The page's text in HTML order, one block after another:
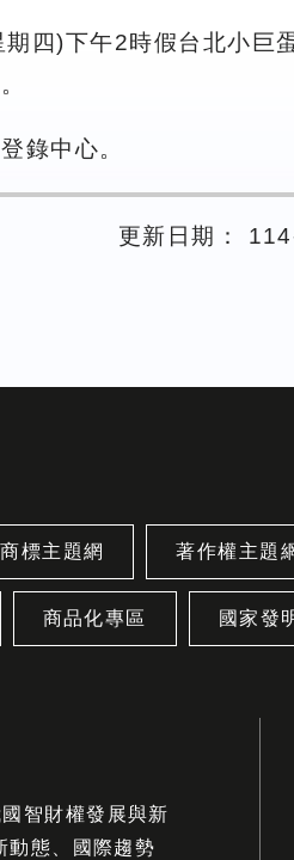
四)下午2時假台北小巨
錄中心。
更新日期：
商標主題網 著作權主題
商品化專區 國家發
智財權發展與新
動態、國際趨勢